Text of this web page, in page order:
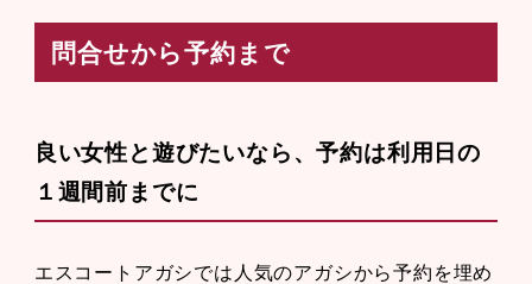
問合せから予約まで
良い女性と遊びたいなら、予約は利用日の
１週間前までに
エスコートアガシでは人気のアガシから予約を埋め